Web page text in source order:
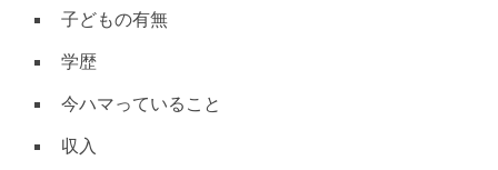
子どもの有無
学歴
今ハマっていること
収入